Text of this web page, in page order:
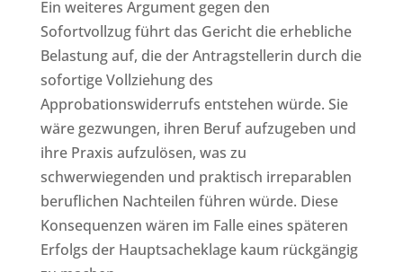
Ein weiteres Argument gegen den
Sofortvollzug führt das Gericht die erhebliche
Belastung auf, die der Antragstellerin durch die
sofortige Vollziehung des
Approbationswiderrufs entstehen würde. Sie
wäre gezwungen, ihren Beruf aufzugeben und
ihre Praxis aufzulösen, was zu
schwerwiegenden und praktisch irreparablen
beruflichen Nachteilen führen würde. Diese
Konsequenzen wären im Falle eines späteren
Erfolgs der Hauptsacheklage kaum rückgängig